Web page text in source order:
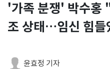
'가족 분쟁' 박수홍
조 상태…임신 힘들
윤효정 기자